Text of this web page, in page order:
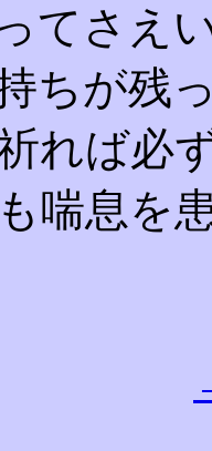
てさえ
ちが残
れば必
喘息を